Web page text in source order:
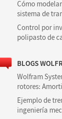
Cómo
sistema de
Control por
polipasto de
BLOGS
Wolfram
rotores:
Ejemplo de
ingeniería